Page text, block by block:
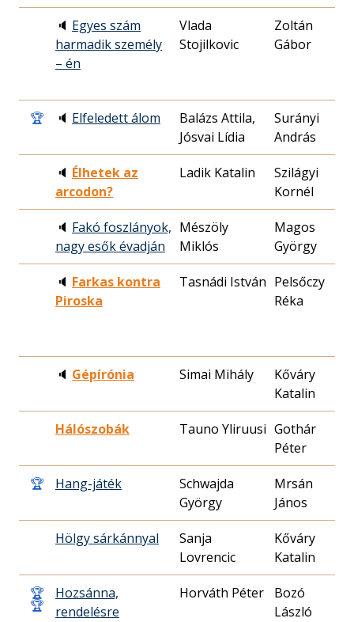
🔈 Egyes szám
harmadik személy
– én
Vlada
Stojilkovic
Zoltán
Gábor
🏆 🔈 Elfeledett álom
Balázs Attila,
Jósvai Lídia
Surányi
András
🔈 Élhetek az
arcodon?
Ladik Katalin
Szilágyi
Kornél
🔈 Fakó foszlányok,
nagy esők évadján
Mészöly
Miklós
Magos
György
🔈 Farkas kontra
Piroska
Tasnádi István Pelsőczy
Réka
🔈 Gépírónia Simai Mihály
Kőváry
Katalin
Hálószobák Tauno Yliruusi Gothár
Péter
🏆 Hang-játék
Schwajda
György
Mrsán
János
Hölgy sárkánnyal
Sanja
Lovrencic
Kőváry
Katalin
🏆
🏆
Hozsánna,
rendelésre
Horváth Péter
Bozó
László